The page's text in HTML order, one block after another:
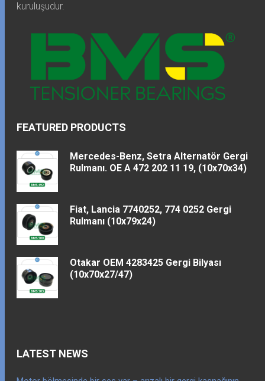
kuruluşudur.
FEATURED PRODUCTS
Mercedes-Benz, Setra Alternatör Gergi
Rulmanı. OE A 472 202 11 19, (10x70x34)
Fiat, Lancia 7740252, 774 0252 Gergi
Rulmanı (10x79x24)
Otakar OEM 4283425 Gergi Bilyası
(10x70x27/47)
LATEST NEWS